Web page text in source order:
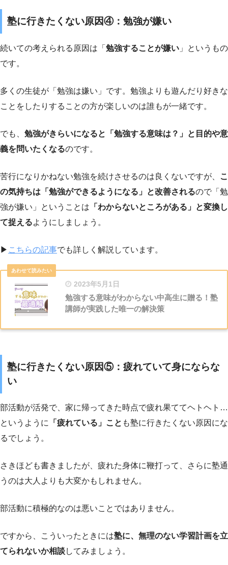
塾に行きたくない原因④：勉強が嫌い
続いての考えられる原因は「 勉強することが嫌い 」というもの
です。
多くの生徒が「勉強は嫌い」です。勉強よりも遊んだり好きな
ことをしたりすることの方が楽しいのは誰もが一緒です。
でも、 勉強がきらいになると「勉強する意味は？」と目的や意
義を問いたくなるのです。
苦行になりかねない勉強を続けさせるのは良くないですが、
こ
の気持ちは「勉強ができるようになる」と改善されるので「勉
強が嫌い」ということは 「わからないところがある」と変換し
て捉えるようにしましょう。
▶︎ こちらの記事でも詳しく解説しています。
2023年5月1日
勉強する意味がわからない中高生に贈る！塾
講師が実践した唯一の解決策
塾に行きたくない原因⑤：疲れていて身にならな
い
部活動が活発で、家に帰ってきた時点で疲れ果ててヘトヘト…
というように
「疲れている」こと も塾に行きたくない原因にな
るでしょう。
さきほども書きましたが、疲れた身体に鞭打って、さらに塾通
うのは大人よりも大変かもしれません。
部活動に積極的なのは悪いことではありません。
ですから、こういったときには塾に、無理のない学習計画を立
てられないか相談してみましょう。